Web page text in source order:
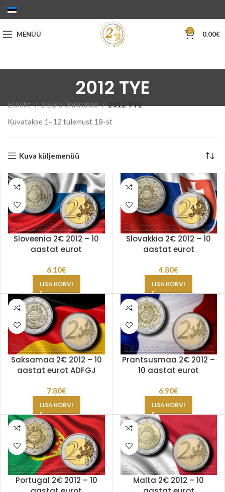
MENÜÜ 0 0.00€
2012 TYE
Esileht 2 Euro Ühisrahad
2012 TYE
Kuvatakse 1–12 tulemust 18-stSorditud
Kuva küljemenüü
Sloveenia 2€ 2012 – 10
aastat eurot
6.10€
LISA KORVI
Slovakkia 2€ 2012 – 10
aastat eurot
4.80€
LISA KORVI
Saksamaa 2€ 2012 – 10
aastat eurot ADFGJ
7.80€
LISA KORVI
Prantsusmaa 2€ 2012 –
10 aastat eurot
6.90€
LISA KORVI
Portugal 2€ 2012 – 10
Malta 2€ 2012 – 10